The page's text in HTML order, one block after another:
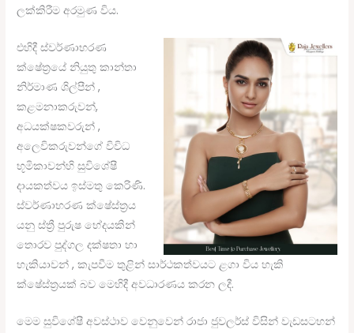
ලක්කිරීම අරමුණ විය.
එහිදී ස්වර්ණාභරණ
ක්ෂේත්‍රයේ නියුතු කාන්තා
නිර්මාණ ශිල්පීන් ,
කළමනාකරුවන්,
අධයක්ෂකවරුන් ,
අලෙවිකරුවන්ගේ විවිධ
භූමිකාවන්හි සුවිශේෂී
දායකත්වය ඉස්මතු කෙරිණි.
ස්වර්ණාභරණ ක්ෂේස්ත්‍රය
යනු ස්ත්‍රී පුරුෂ භේදයකින්
තොරව පුද්ගල දක්ෂතා හා
හැකියාවන් , කැපවීම තුළින් සාර්ථකත්වයට ළගා විය හැකි
ක්ෂේස්ත්‍රයක් බව මෙහිදී අවධාරණය කරන ලදී.
මෙම සුවිශේෂී අවස්ථාව වෙනුවෙන් රාජා ජුවලර්ස් විසින් වැඩසටහන්